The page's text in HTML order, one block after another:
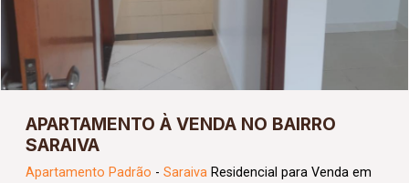
APARTAMENTO À VENDA NO BAIRRO
SARAIVA
Apartamento Padrão - Saraiva Residencial para Venda em